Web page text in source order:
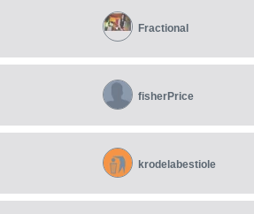
Fractional
fisherPrice
krodelabestiole